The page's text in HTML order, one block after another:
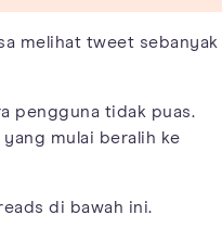
melihat tweet sebanyak
pengguna tidak puas.
mulai beralih ke
di bawah ini.